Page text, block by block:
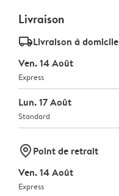
Livraison
delivery_standard_v2Livraison à domicile
Ven. 14 Août
Express
Lun. 17 Août
Standard
marker-pinPoint de retrait
Ven. 14 Août
Express